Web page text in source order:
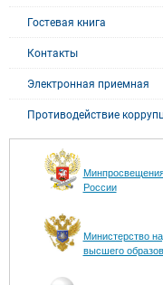
Гостевая книга
Контакты
Электронная приемная
Противодействие
России
Министерство
высшего